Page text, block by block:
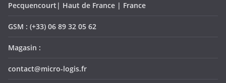
Pecquencourt| Haut de France | France
GSM : (+33) 06 89 32 05 62
Magasin :
contact@micro-logis.fr